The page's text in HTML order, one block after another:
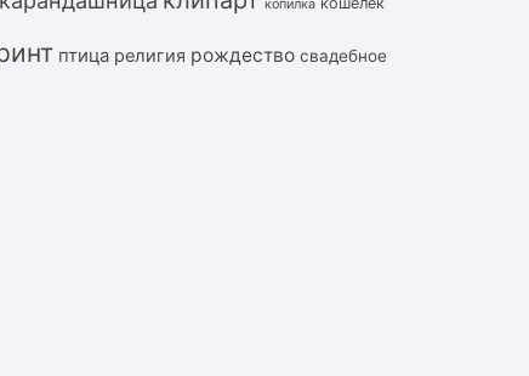
птица религия рождество свадебное